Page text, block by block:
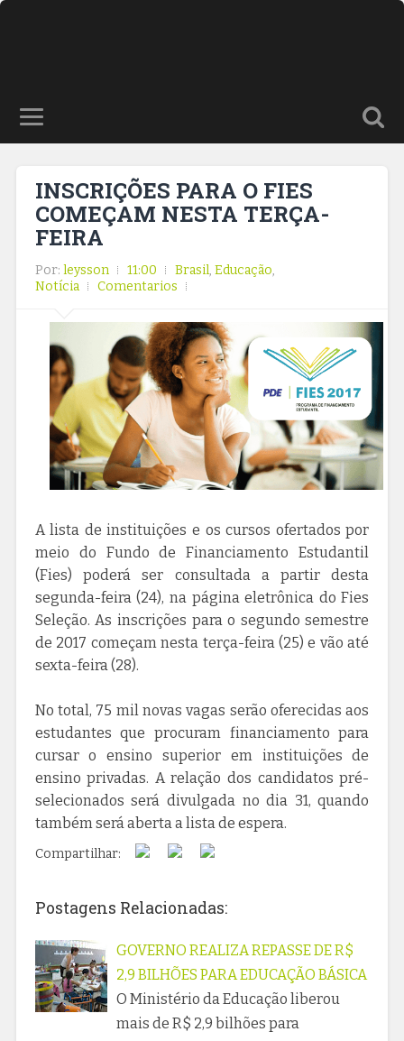
INSCRIÇÕES PARA O FIES
COMEÇAM NESTA TERÇA-
FEIRA
Por: leysson 11:00 Brasil, Educação,
Notícia
Comentarios
A lista de instituições e os cursos ofertados por
meio do Fundo de Financiamento Estudantil
(Fies) poderá ser consultada a partir desta
segunda-feira (24), na página eletrônica do Fies
Seleção. As inscrições para o segundo semestre
de 2017 começam nesta terça-feira (25) e vão até
sexta-feira (28).
No total, 75 mil novas vagas serão oferecidas aos
estudantes que procuram financiamento para
cursar o ensino superior em instituições de
ensino privadas. A relação dos candidatos pré-
selecionados será divulgada no dia 31, quando
também será aberta a lista de espera.
Compartilhar:
Postagens Relacionadas:
GOVERNO REALIZA REPASSE DE R$
2,9 BILHÕES PARA EDUCAÇÃO BÁSICA
O Ministério da Educação liberou
mais de R$ 2,9 bilhões para